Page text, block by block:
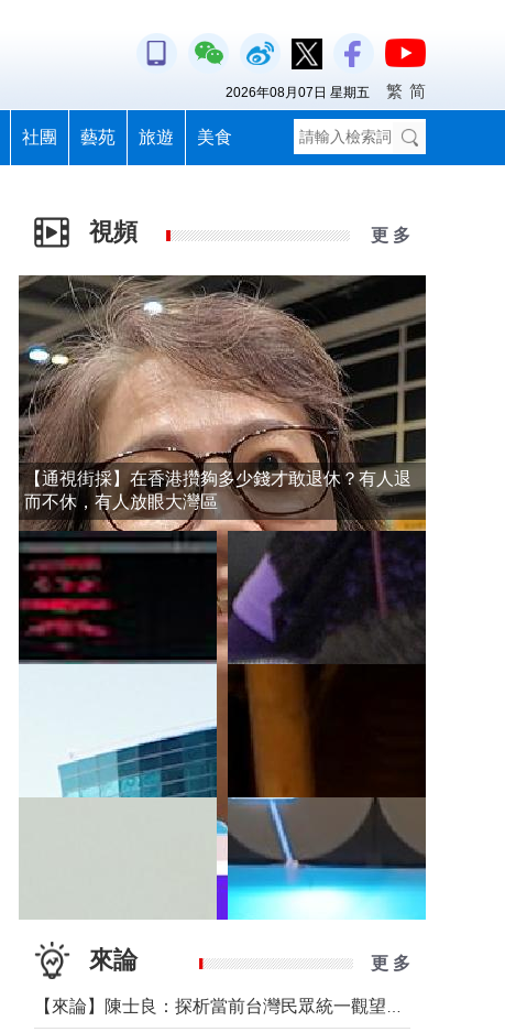
社團 藝苑 旅遊 美食
2026年08月07日 星期五 繁 简
視頻 更 多
【通視街採】在香港攢夠多少錢才敢退休？有人退
而不休，有人放眼大灣區
來論 更 多